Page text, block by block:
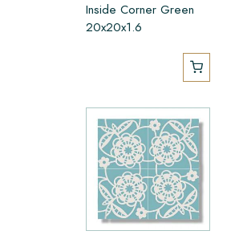
Inside Corner Green
20x20x1.6